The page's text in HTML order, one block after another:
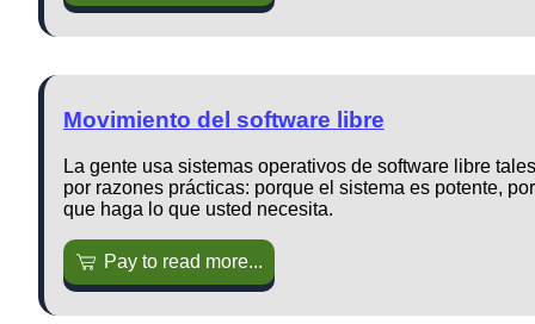
Movimiento del software libre
La gente usa sistemas operativos de software libre
por razones prácticas: porque el sistema es potente,
que haga lo que usted necesita.
Pay to read more...